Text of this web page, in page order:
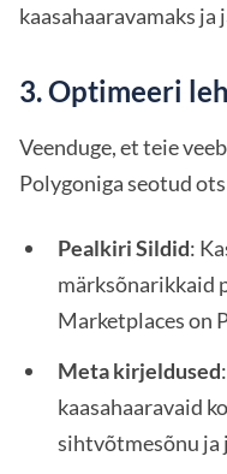
kaasahaaravamaks ja
3. Optimeeri
Veenduge, et teie
Polygoniga seotud
Pealkiri Sildid:
märksõnarikkaid
Marketplaces on
Meta kirjeldused
kaasahaaravaid
sihtvõtmesõnu ja